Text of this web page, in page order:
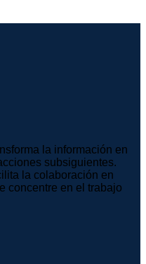
la información en
subsiguientes.
la colaboración en
concentre en el trabajo